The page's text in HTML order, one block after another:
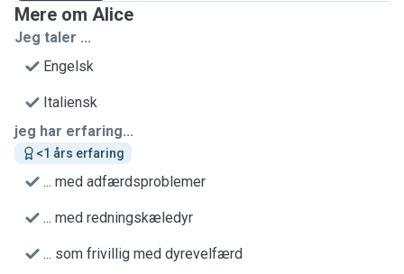
Mere om Alice
Jeg taler ...
Engelsk
Italiensk
jeg har erfaring...
<1 års erfaring
... med adfærdsproblemer
... med redningskæledyr
... som frivillig med dyrevelfærd